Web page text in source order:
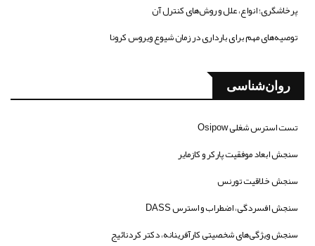
پرخاشگری؛ انواع، علل و روش‌های کنترل آن
توصیه‌های مهم برای بارداری در زمان شیوع ویروس کرونا
روان‌شناسی
تست استرس شغلی Osipow
سنجش ابعاد موفقیت پارکر و کازمایر
سنجش خلاقیت تورنس
سنجش افسردگی، اضطراب و استرس DASS
سنجش ویژگی‌های شخصیتی کارآفرینانه، دکتر کردنائیج